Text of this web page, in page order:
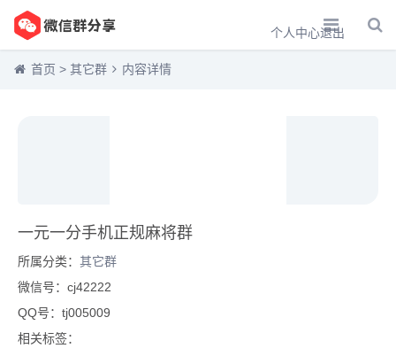
个人中心退出
首页 > 其它群 内容详情
一元一分手机正规麻将群
所属分类： 其它群
微信号：cj42222
QQ号：tj005009
相关标签：